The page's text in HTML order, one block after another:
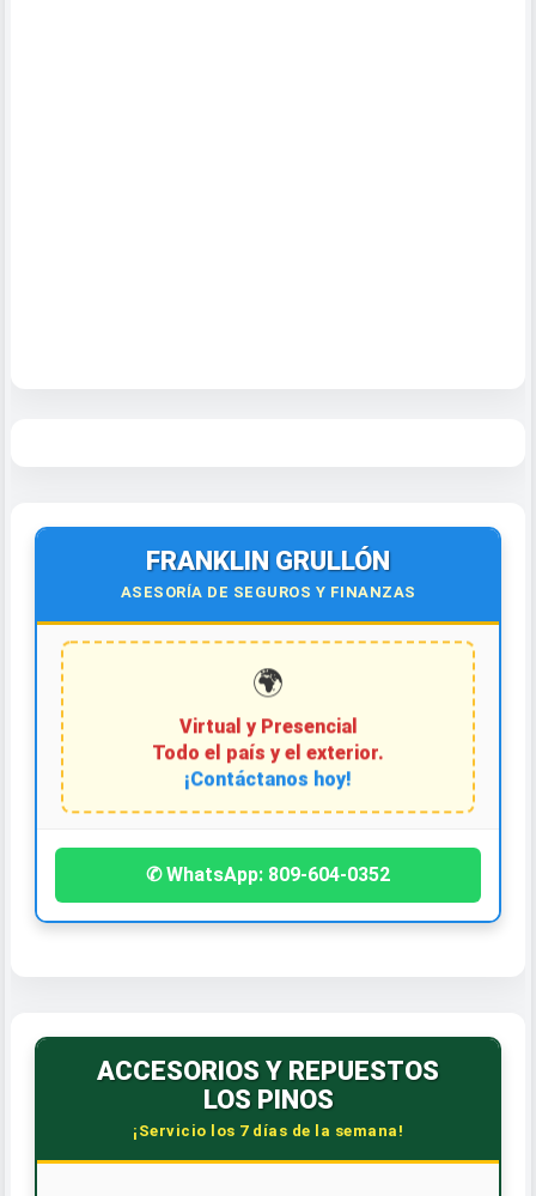
FRANKLIN GRULLÓN
ASESORÍA DE SEGUROS Y FINANZAS
🌍
Virtual y Presencial
Todo el país y el exterior.
¡Contáctanos hoy!
✆ WhatsApp: 809-604-0352
ACCESORIOS Y REPUESTOS
LOS PINOS
¡Servicio los 7 días de la semana!